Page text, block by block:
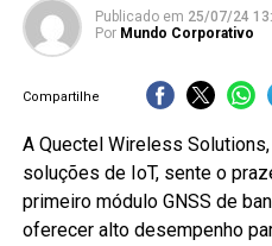
Publicado em 25/07/24
Por Mundo Corporativo
Compartilhe
A Quectel Wireless
soluções de IoT, sente o
primeiro módulo GNSS de
oferecer alto desempenho